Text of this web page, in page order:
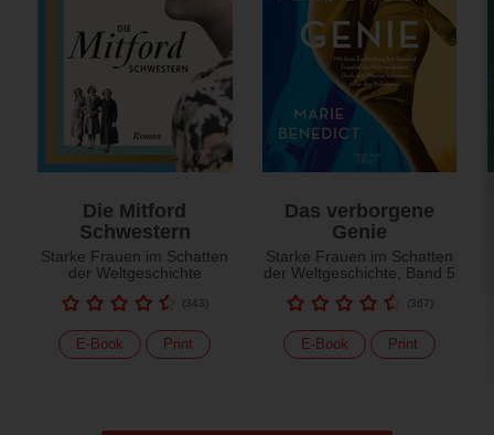
Die Mitford
Schwestern
Starke Frauen im Schatten
der Weltgeschichte
(343 )
E-Book Print
Das verborgene
Genie
Starke Frauen im Schatten
der Weltgeschichte, Band 5
(367 )
E-Book Print